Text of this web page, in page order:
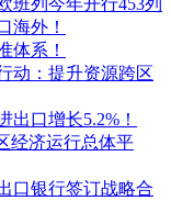
班列今年开行453列
海外！
体系！
动：提升资源跨区
出口增长5.2%！
经济运行总体平
口银行签订战略合